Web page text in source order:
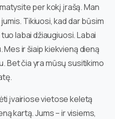
per kokį įrašą. Man
Tikiuosi, kad dar būsim
labai džiaugiuosi. Labai
ir šiaip kiekvieną dieną
Bet čia yra mūsų susitikimo
įvairiose vietose keletą
kartą. Jums – ir visiems,